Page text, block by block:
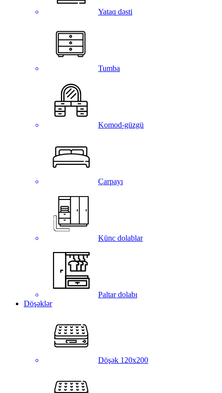
Yataq dəsti
Tumba
Komod-güzgü
Çarpayı
Künc dolablar
Paltar dolabı
Döşəklər
Döşək 120x200